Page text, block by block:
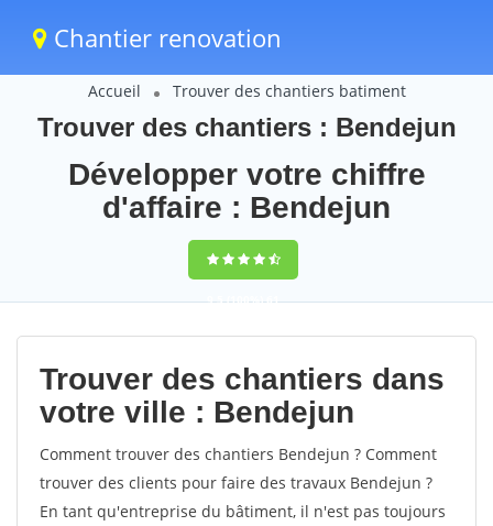
Chantier renovation
Accueil Trouver des chantiers batiment
Trouver des chantiers : Bendejun
Développer votre chiffre
d'affaire : Bendejun
9,5(100%)61
votes
Trouver des chantiers dans
votre ville : Bendejun
Comment trouver des chantiers Bendejun ? Comment
trouver des clients pour faire des travaux Bendejun ?
En tant qu'entreprise du bâtiment, il n'est pas toujours